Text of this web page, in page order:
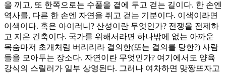
을 끼고, 또 한쪽으로는 수풀을 곁에 두고 걷는 길이다. 한 손엔
역사를, 다른 한 손엔 자연을 쥐고 걷는 기분이다. 이색이라면
이색이다. 혹은 아이러니? 산성이란 무엇인가? 전쟁을 전제하
고 지은 건축이다. 국가를 위해서라면 하나밖에 없는 아까운
목숨마저 초개처럼 버리리라 결의한(또는 결의를 당한?) 사람
들을 모아두는 장소다. 자연이란 무엇인가? 여기에서도 양육
강식의 스릴러가 일부 상영된다. 그러나 여차하면 맞짱뜨자고